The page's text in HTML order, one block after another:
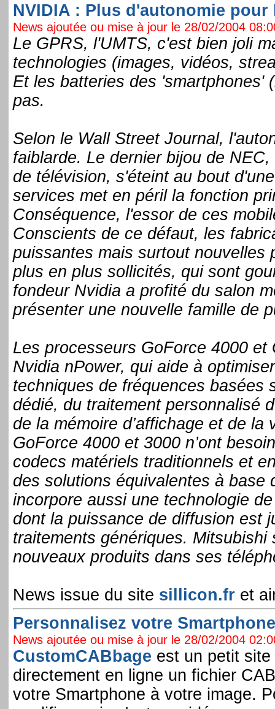
NVIDIA : Plus d'autonomie pour
News ajoutée ou mise à jour le 28/02/2004
Le GPRS, l'UMTS, c'est bien joli
technologies (images, vidéos,
Et les batteries des 'smartphones'
pas.
Selon le Wall Street Journal,
faiblarde. Le dernier bijou de
de télévision, s'éteint au bout
services met en péril la fonction
Conséquence, l'essor de ces
Conscients de ce défaut, les
puissantes mais surtout
plus en plus sollicités, qui sont
fondeur Nvidia a profité du salon
présenter une nouvelle famille de
Les processeurs GoForce 4000
Nvidia nPower, qui aide à
techniques de fréquences basées
dédié, du traitement personnalisé
de la mémoire d’affichage et de
GoForce 4000 et 3000 n’ont
codecs matériels traditionnels et
des solutions équivalentes à base
incorpore aussi une technologie
dont la puissance de diffusion est
traitements génériques.
nouveaux produits dans ses
News issue du site sillicon.fr et
Personnalisez votre
News ajoutée ou mise à jour le 28/02/2004
CustomCABbage est un petit
directement en ligne un fichier
votre Smartphone à votre image.